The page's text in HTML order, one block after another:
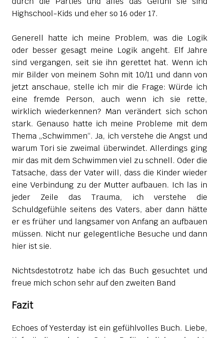
Highschool-Kids und eher so 16 oder 17.
Generell hatte ich meine Problem, was die Logik
oder besser gesagt meine Logik angeht. Elf Jahre
sind vergangen, seit sie ihn gerettet hat. Wenn ich
mir Bilder von meinem Sohn mit 10/11 und dann von
jetzt anschaue, stelle ich mir die Frage: Würde ich
eine fremde Person, auch wenn ich sie rette,
wirklich wiederkennen? Man verändert sich schon
stark. Genauso hatte ich meine Probleme mit dem
Thema „Schwimmen“. Ja, ich verstehe die Angst und
warum Tori sie zweimal überwindet. Allerdings ging
mir das mit dem Schwimmen viel zu schnell. Oder die
Tatsache, dass der Vater will, dass die Kinder wieder
eine Verbindung zu der Mutter aufbauen. Ich las in
jeder Zeile das Trauma, ich verstehe die
Schuldgefühle seitens des Vaters, aber dann hätte
er es früher und langsamer von Anfang an aufbauen
müssen. Nicht nur gelegentliche Besuche und dann
hier ist sie.
Nichtsdestotrotz habe ich das Buch gesuchtet und
freue mich schon sehr auf den zweiten Band
Fazit
Echoes of Yesterday ist ein gefühlvolles Buch. Liebe,